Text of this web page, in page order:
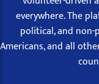
everywhere. The
political, and non-
Americans, and all